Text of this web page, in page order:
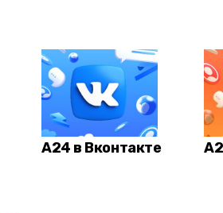
А24 в Вконтакте